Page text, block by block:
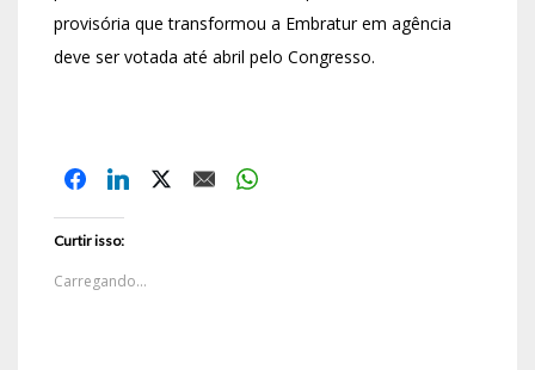
provisória que transformou a Embratur em agência
deve ser votada até abril pelo Congresso.
Curtir isso:
Carregando...